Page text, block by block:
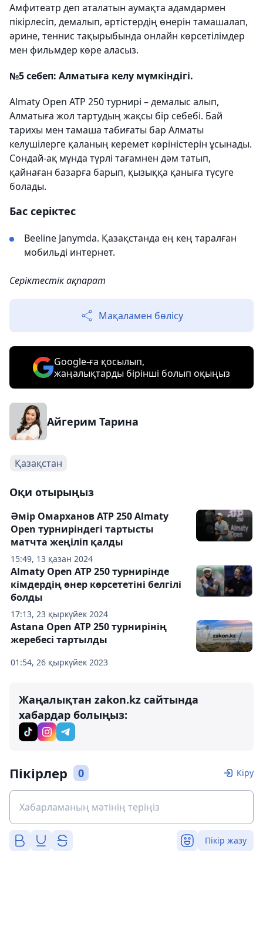
Амфитеатр деп аталатын аумақта адамдармен
пікірлесіп, демалып, әртістердің өнерін тамашалап,
әрине, теннис тақырыбында онлайн көрсетілімдер
мен фильмдер көре аласыз.
№5 себеп: Алматыға келу мүмкіндігі.
Almaty Open ATP 250 турнирі – демалыс алып,
Алматыға жол тартудың жақсы бір себебі. Бай
тарихы мен тамаша табиғаты бар Алматы
келушілерге қаланың керемет көріністерін ұсынады.
Сондай-ақ мұнда түрлі тағамнен дәм татып,
қайнаған базарға барып, қызыққа қаныға түсуге
болады.
Бас серіктес
Beeline Janymda. Қазақстанда ең кең таралған
мобильді интернет.
Серіктестік ақпарат
Мақаламен бөлісу
Google-ға қосылып,
жаңалықтарды бірінші болып оқыңыз
Айгерим Тарина
Қазақстан
Оқи отырыңыз
15:49, 13 қазан 2024
Әмір Омарханов ATP 250 Almaty
Open турниріндегі тартысты
матчта жеңіліп қалды
17:13, 23 қыркүйек 2024
Almaty Open ATP 250 турнирінде
кімдердің өнер көрсететіні белгілі
болды
01:54, 26 қыркүйек 2023
Astana Open ATP 250 турнирінің
жеребесі тартылды
Жаңалықтан zakon.kz сайтында
хабардар болыңыз:
Пікірлер 0 Кіру
Пікір жазу